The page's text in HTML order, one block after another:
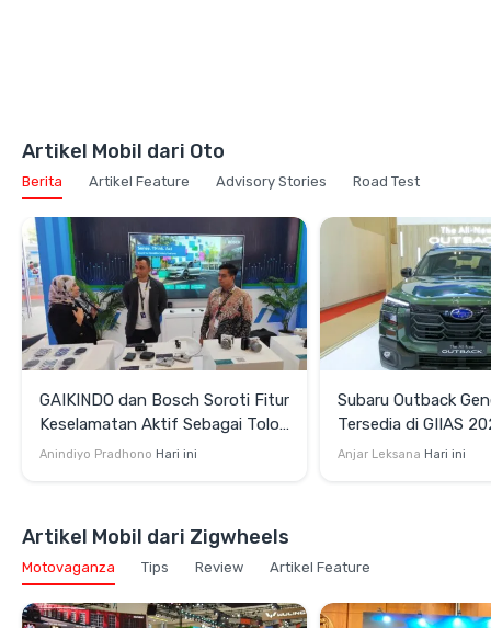
Artikel Mobil dari Oto
Berita Artikel Feature Advisory Stories Road Test
GAIKINDO dan Bosch Soroti Fitur
Keselamatan Aktif Sebagai Tolok
Ukur Baru Industri Otomotif
Anindiyo Pradhono Hari ini
Subaru Outback
Tersedia di GIIAS
di Asia Tenggara
Anjar Leksana Hari ini
Artikel Mobil dari Zigwheels
Motovaganza Tips Review Artikel Feature